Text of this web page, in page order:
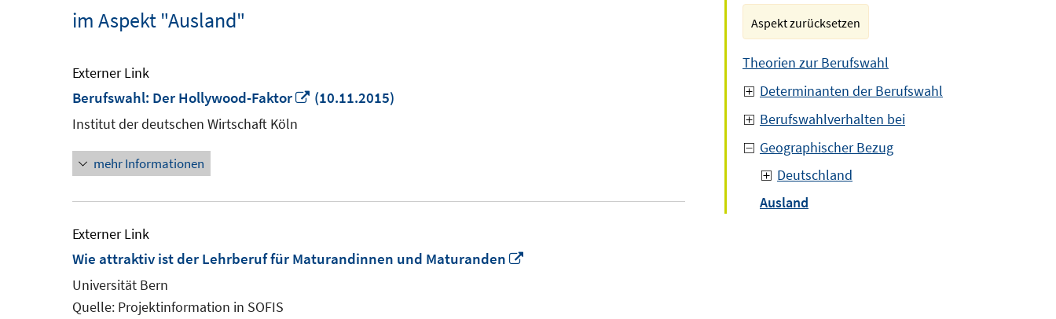
im Aspekt "Ausland"
Externer Link
Berufswahl: Der Hollywood-Faktor
In
(10.11.2015)
Institut der deutschen Wirtschaft Köln
mehr Informationen
Externer Link
Wie attraktiv ist der Lehrberuf für Maturandinnen und Maturanden
Universität Bern
Quelle: Projektinformation in SOFIS
Aspekt zurücksetzen
Theorien zur Berufswahl
Determinanten der Berufswahl
Berufswahlverhalten bei
Geographischer Bezug
Deutschland
Ausland